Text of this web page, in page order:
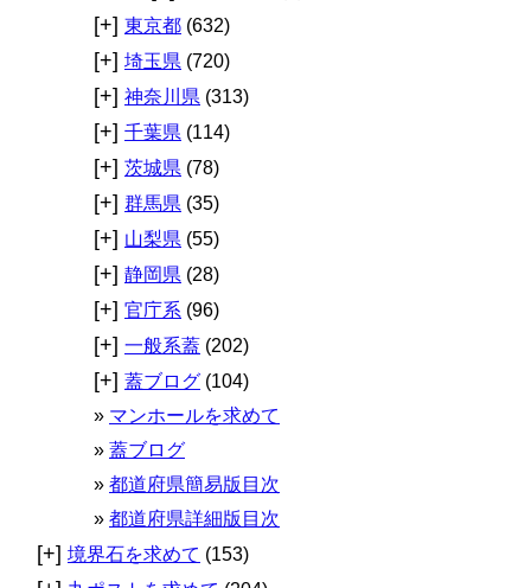
[+] 東京都 (632)
[+] 埼玉県 (720)
[+] 神奈川県 (313)
[+] 千葉県 (114)
[+] 茨城県 (78)
[+] 群馬県 (35)
[+] 山梨県 (55)
[+] 静岡県 (28)
[+] 官庁系 (96)
[+] 一般系蓋 (202)
[+] 蓋ブログ (104)
マンホールを求めて
蓋ブログ
都道府県簡易版目次
都道府県詳細版目次
[+] 境界石を求めて (153)